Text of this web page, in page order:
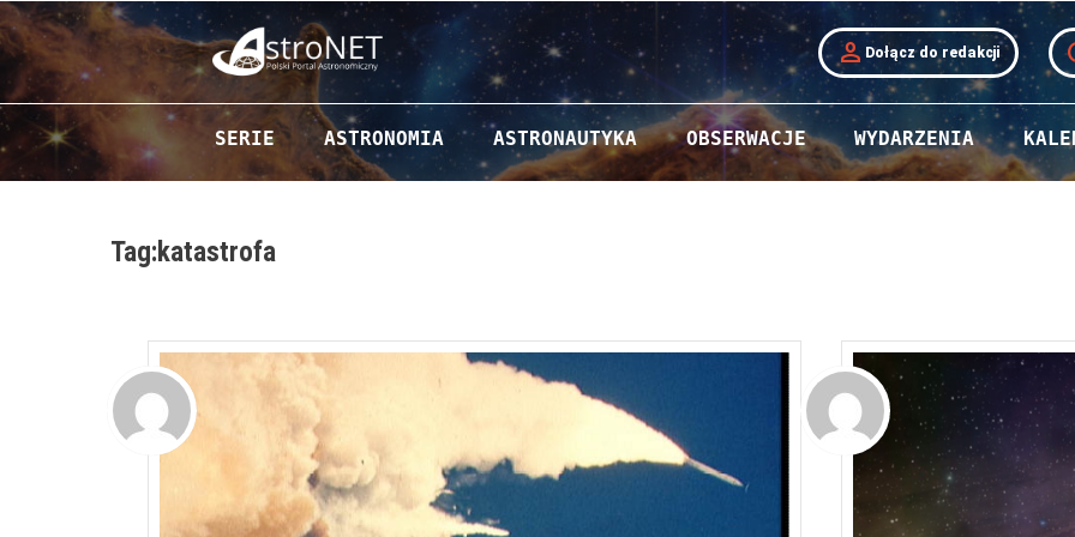
person Dołącz do redakcji
Przejdź do zawartości
SERIE ASTRONOMIA ASTRONAUTYKA OBSERWACJE WYDARZENIA
Tag:katastrofa